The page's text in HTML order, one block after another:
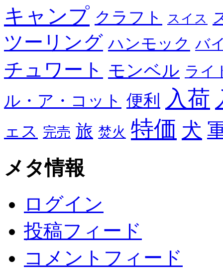
キャンプ クラフト スイス
ツーリング ハンモック バ
チュワート モンベル ライ
ル・ア・コット 便利 入荷
ェス 完売 旅 焚火 特価 犬
メタ情報
ログイン
投稿フィード
コメントフィード